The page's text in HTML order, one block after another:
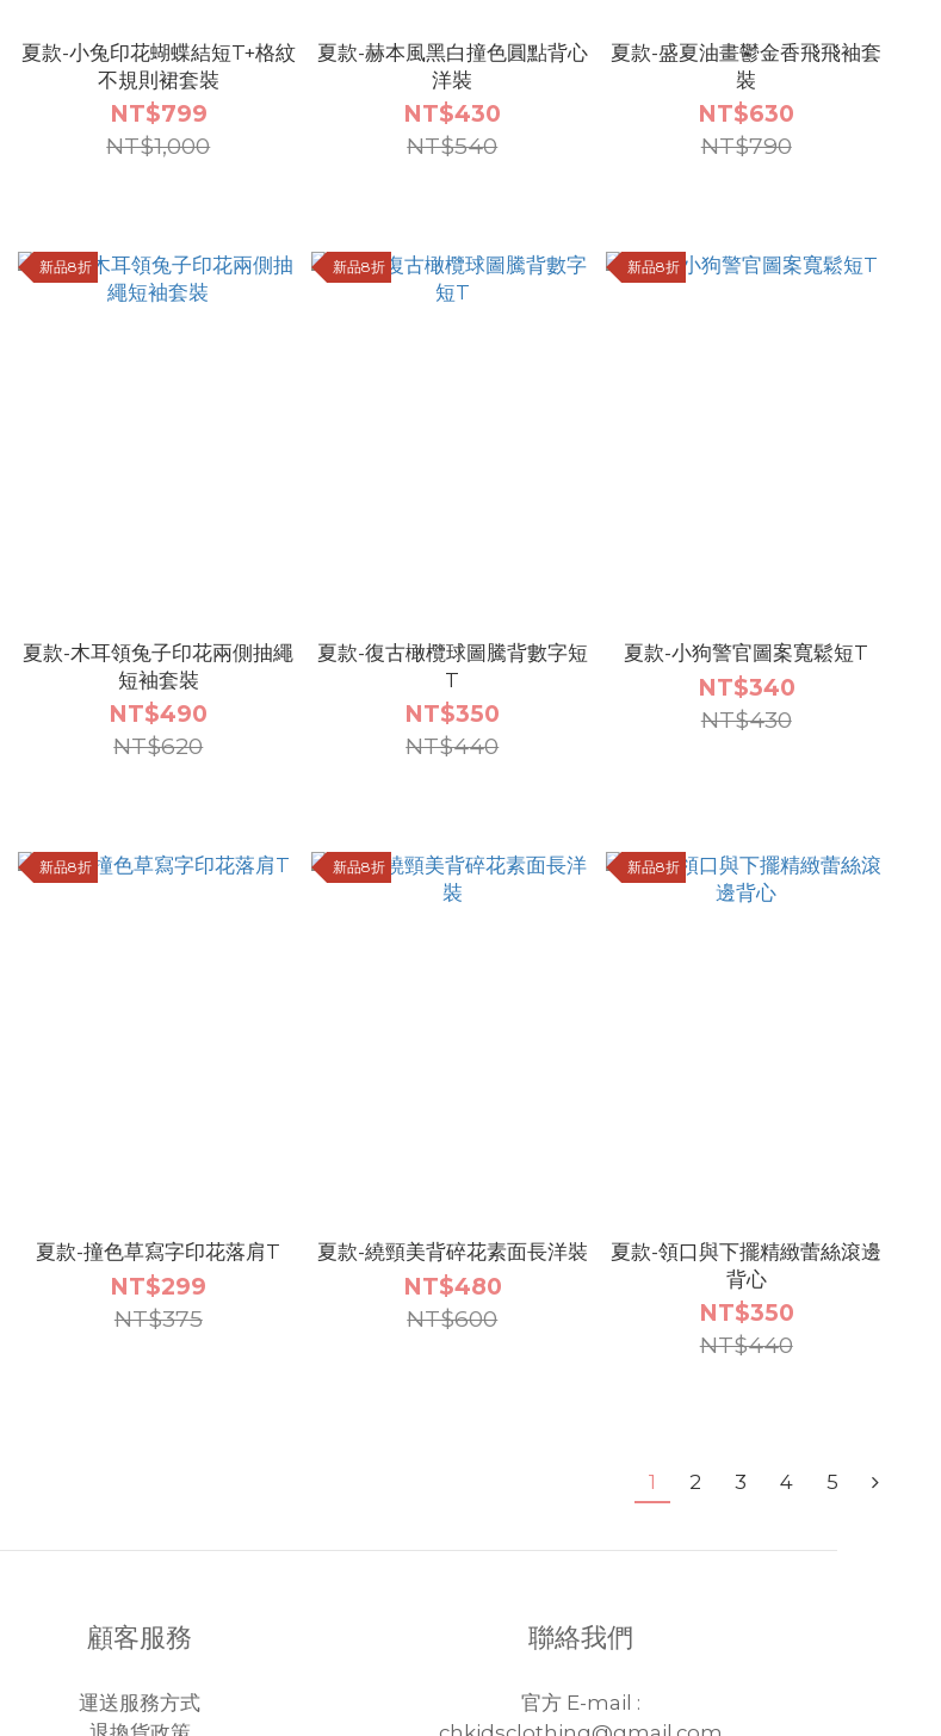
夏款-小兔印花蝴蝶結短T+格紋
不規則裙套裝
NT$799
NT$1,000
夏款-赫本風黑白撞色圓點背心
洋裝
NT$430
NT$540
夏款-盛夏油畫鬱金香飛飛袖套
裝
NT$630
NT$790
新品8折
夏款-木耳領兔子印花兩側抽繩
短袖套裝
NT$490
NT$620
新品8折
夏款-復古橄欖球圖騰背數字短
T
NT$350
NT$440
新品8折
夏款-小狗警官圖案寬鬆短T
NT$340
NT$430
新品8折
夏款-撞色草寫字印花落肩T
NT$299
NT$375
新品8折
夏款-繞頸美背碎花素面長洋裝
NT$480
NT$600
新品8折
夏款-領口與下擺精緻蕾絲滾邊
背心
NT$350
NT$440
1 2 3 4 5
顧客服務
運送服務方式
聯絡我們
官方 E-mail :